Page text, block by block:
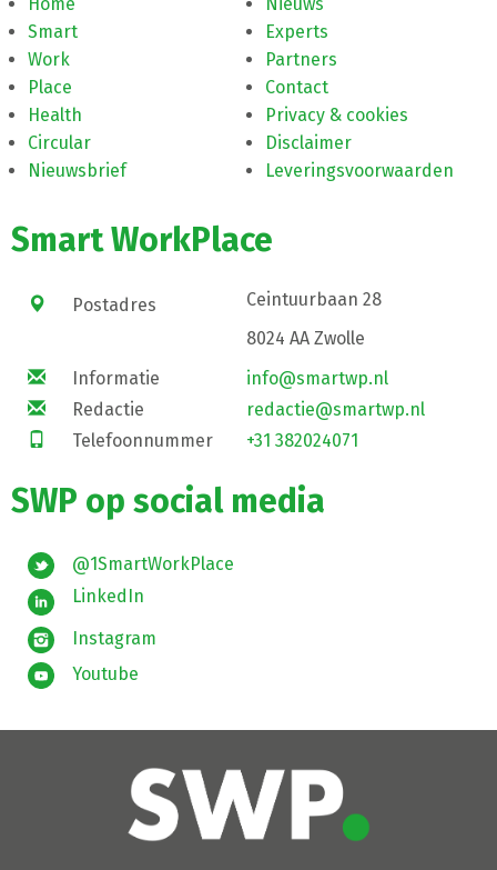
Home
Smart
Work
Place
Health
Circular
Nieuwsbrief
Nieuws
Experts
Partners
Contact
Privacy & cookies
Disclaimer
Leveringsvoorwaarden
Smart WorkPlace
Postadres
Ceintuurbaan 28
8024 AA Zwolle
Informatie
info@smartwp.nl
Redactie
redactie@smartwp.nl
Telefoonnummer
+31 382024071
SWP op social media
@1SmartWorkPlace
LinkedIn
Instagram
Youtube